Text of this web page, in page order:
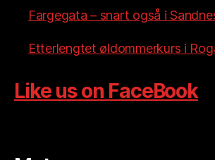
Fargegata – snart også i
Etterlengtet øldommerkurs i
Like us on FaceBook